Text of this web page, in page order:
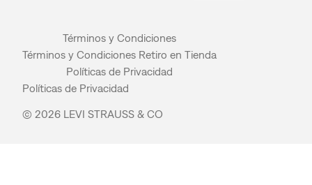
Términos y Condiciones
Términos y Condiciones Retiro en Tienda
Políticas de Privacidad
Políticas de Privacidad
© 2026 LEVI STRAUSS & CO